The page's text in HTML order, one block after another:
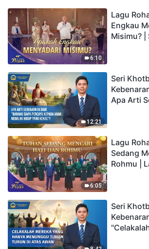
6:10
Lagu
Engkau
Misimu? |
12:21
Seri
Apa Arti
6:05
Lagu
Sedang
Rohmu |
Seri